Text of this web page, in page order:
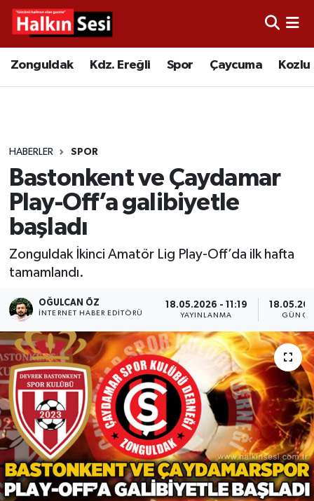
Zonguldak Kdz. Ereğli Spor Çaycuma Kozlu
HABERLER SPOR
Bastonkent ve Çaydamar
Play-Off’a galibiyetle
başladı
Zonguldak İkinci Amatör Lig Play-Off’da ilk hafta
tamamlandı.
OĞULCAN ÖZ
İNTERNET HABER EDITÖRÜ
18.05.2026 - 11:19
YAYINLANMA
Video
Çaycuma
Alaplı
Asayiş
Bartın
Karabük
Devrek
Bolu
ÇEVRE
BİLİM VE TEKNOLOJİ
DUNYA
Merkez Hava Durumu
Tüm Manşetler
Son Dakika Haberleri
Haber Arşivi